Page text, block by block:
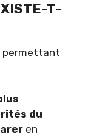
T-
permettant
du
en